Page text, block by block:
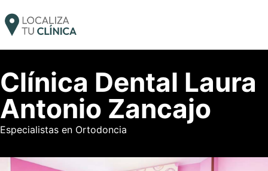
Clínica Dental Laura
Antonio Zancajo
Especialistas en Ortodoncia